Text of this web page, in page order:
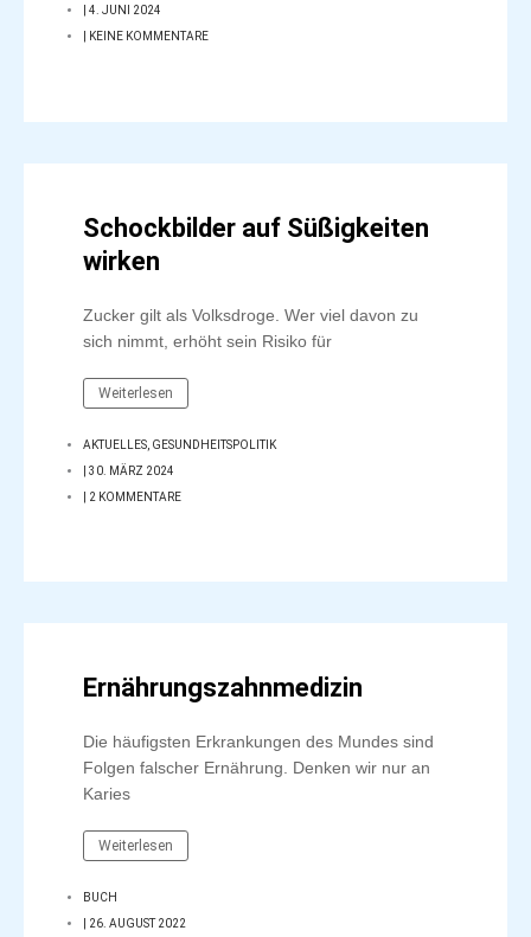
4. JUNI 2024
KEINE KOMMENTARE
Schockbilder auf Süßigkeiten
wirken
Zucker gilt als Volksdroge. Wer viel davon zu
sich nimmt, erhöht sein Risiko für
Weiterlesen
AKTUELLES GESUNDHEITSPOLITIK
30. MÄRZ 2024
2 KOMMENTARE
Ernährungszahnmedizin
Die häufigsten Erkrankungen des Mundes sind
Folgen falscher Ernährung. Denken wir nur an
Karies
Weiterlesen
BUCH
26. AUGUST 2022